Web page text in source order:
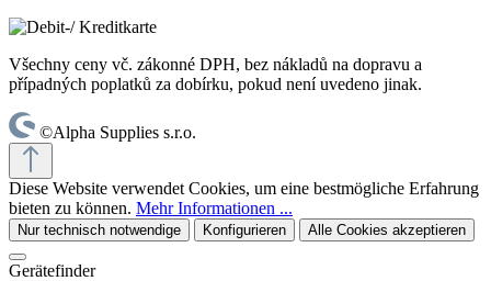
Všechny ceny vč. zákonné DPH, bez nákladů na dopravu a
případných poplatků za dobírku, pokud není uvedeno jinak.
©Alpha Supplies s.r.o.
Diese Website verwendet Cookies, um eine bestmögliche Erfahrung
bieten zu können. Mehr Informationen ...
Nur technisch notwendige Konfigurieren Alle Cookies akzeptieren
Gerätefinder